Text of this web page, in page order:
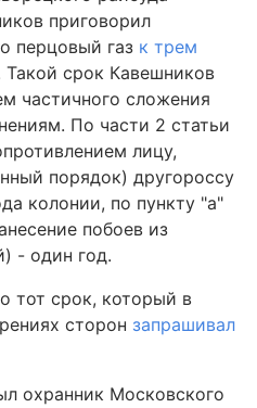
приговорил
перцовый газ к трем
Такой срок Кавешников
частичного сложения
По части 2 статьи
лицу,
порядок) другороссу
колонии, по пункту "а"
побоев из
- один год.
тот срок, который в
сторон запрашивал
охранник Московского